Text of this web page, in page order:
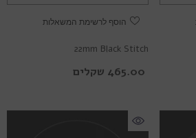
הוסף לרשימת המשאלות
22mm Black Stitch
465.00 שקלים